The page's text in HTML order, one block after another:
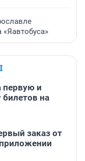
первую и
на
заказ от